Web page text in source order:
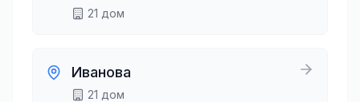
21 дом
Иванова
21 дом